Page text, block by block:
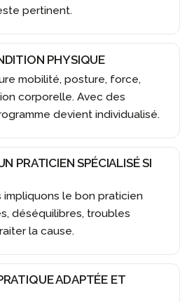
pertinent.
PHYSIQUE
mobilité, posture, force,
corporelle. Avec des
devient individualisé.
PRATICIEN SPÉCIALISÉ SI
impliquons le bon praticien
déséquilibres, troubles
la cause.
ADAPTÉE ET